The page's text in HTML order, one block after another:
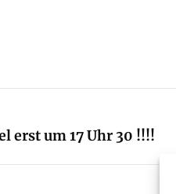
erst um 17 Uhr 30 !!!!